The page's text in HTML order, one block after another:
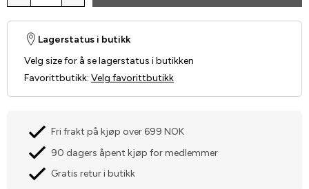
Lagerstatus i butikk
Velg size for å se lagerstatus i butikken
Favorittbutikk: Velg favorittbutikk
Fri frakt på kjøp over 699 NOK
90 dagers åpent kjøp for medlemmer
Gratis retur i butikk